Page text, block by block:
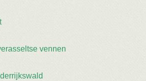
vennen